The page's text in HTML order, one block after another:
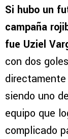
Si hubo un
campaña
fue Uziel
con dos
siendo uno
equipo que
complicado